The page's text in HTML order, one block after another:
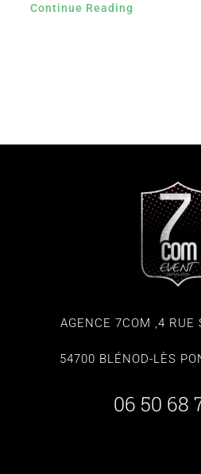
Continue Reading
AGENCE 7COM ,4 RUE
54700 BLÉNOD-LÈS
06 50 68